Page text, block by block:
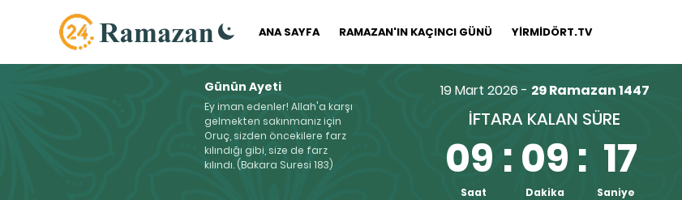
ANA SAYFA RAMAZAN'IN KAÇINCI GÜNÜ YİRMİDÖRT.TV
Günün Ayeti
Ey iman edenler! Allah'a karşı
gelmekten sakınmanız için
Oruç, sizden öncekilere farz
kılındığı gibi, size de farz
kılındı. (Bakara Suresi 183)
19 Mart 2026 - 29 Ramazan 1447
İFTARA KALAN SÜRE
09 :09 : 17
Saat Dakika Saniye